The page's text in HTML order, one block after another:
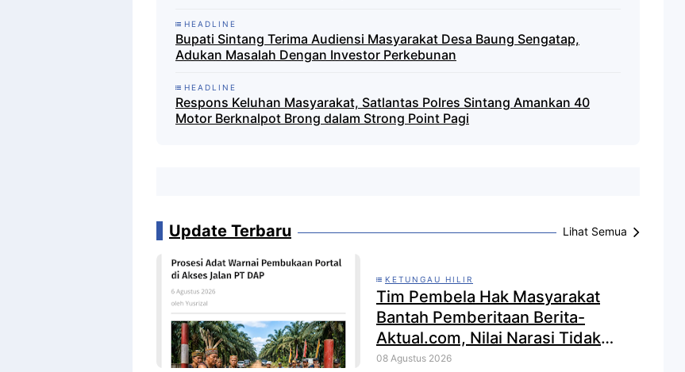
HEADLINE
Bupati Sintang Terima Audiensi Masyarakat Desa Baung Sengatap,
Adukan Masalah Dengan Investor Perkebunan
HEADLINE
Respons Keluhan Masyarakat, Satlantas Polres Sintang Amankan 40
Motor Berknalpot Brong dalam Strong Point Pagi
Update Terbaru Lihat Semua
KETUNGAU HILIR
Tim Pembela Hak Masyarakat
Bantah Pemberitaan Berita-
Aktual.com, Nilai Narasi Tidak
Sesuai Fakta dan Akan Tempuh
08 Agustus 2026